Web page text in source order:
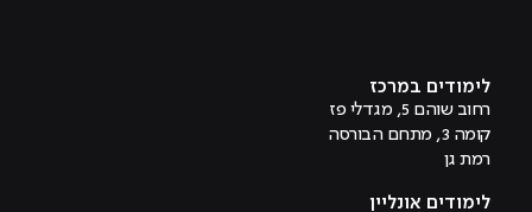
לימודים במרכז
רחוב שוהם 5, מגדלי פז
קומה 3, מתחם הבורסה
רמת גן
לימודים אונליין